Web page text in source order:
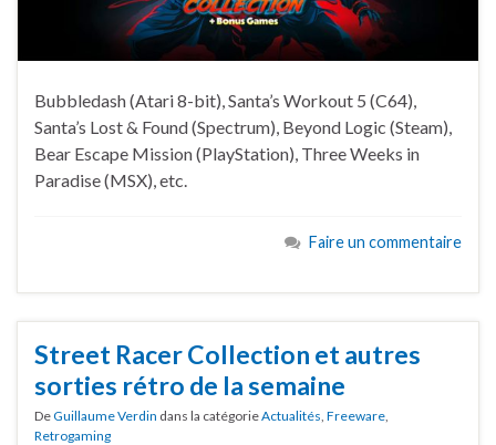
Bubbledash (Atari 8-bit), Santa’s Workout 5 (C64),
Santa’s Lost & Found (Spectrum), Beyond Logic (Steam),
Bear Escape Mission (PlayStation), Three Weeks in
Paradise (MSX), etc.
Faire un commentaire
Street Racer Collection et autres
sorties rétro de la semaine
DeGuillaume Verdin dans la catégorieActualités Freeware
Retrogaming